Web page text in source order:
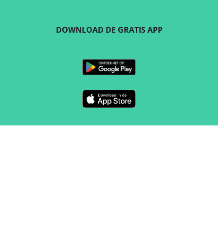
DOWNLOAD DE GRATIS APP